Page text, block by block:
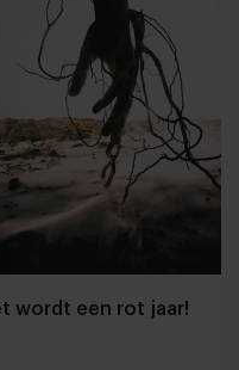
wordt een rot jaar!